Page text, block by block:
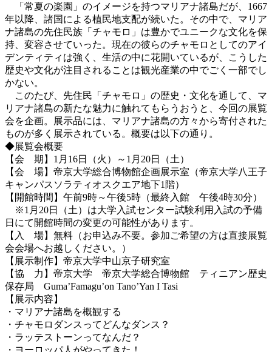
「常夏の楽園」のイメージを持つマリアナ諸島だが、1667
年以降、諸国による植民地支配が続いた。その中で、マリア
ナ諸島の先住民族「チャモロ」は豊かでユニークな文化を保
持、変容させていった。現在の彼らのチャモロとしてのアイ
デンティティは強く、生活の中に花開いているが、こうした
歴史や文化が注目されることは観光産業の中でごく一部でし
かない。
このたび、先住民「チャモロ」の歴史・文化を通して、マ
リアナ諸島の新たな魅力に触れてもらうおうと、今回の展覧
会を企画。展示品には、マリアナ諸島の方々から寄付された
ものが多く展示されている。概要は以下の通り。
◆展覧会概要
【会 期】1月16日（火）～1月20日（土）
【会 場】帝京大学総合博物館企画展示室（帝京大学八王子
キャンパスソラティオスクエア地下1階）
【開館時間】午前9時～午後5時（最終入館 午後4時30分）
※1月20日（土）は大学入試センター試験利用入試の予備
日にて開館時間の変更の可能性があります。
【入 場】無料（お申込み不要。参加ご希望の方は直接展覧
会会場へお越しください。）
【展示制作】帝京大学中山京子研究室
【協 力】帝京大学 帝京大学総合博物館 ティニアン歴史
保存局 Guma’Famagu’on Tano’Yan I Tasi
【展示内容】
・マリアナ諸島を概観する
・チャモロダンスってどんなダンス？
・ラッテストーンってなんだ？
・ヨーロッパ人がやってきた！